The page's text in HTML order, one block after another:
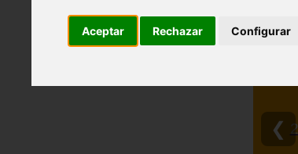
Aceptar Rechazar Configurar
❮